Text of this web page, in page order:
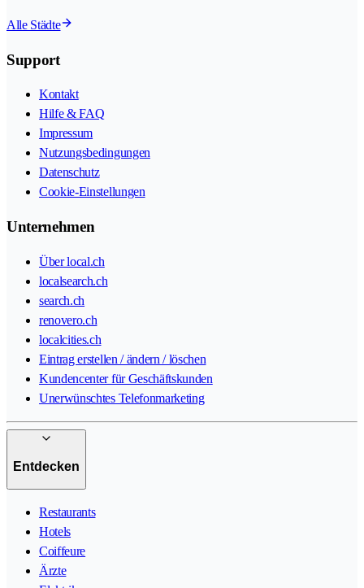
Alle Städte
Support
Kontakt
Hilfe & FAQ
Impressum
Nutzungsbedingungen
Datenschutz
Cookie-Einstellungen
Unternehmen
Über local.ch
localsearch.ch
search.ch
renovero.ch
localcities.ch
Eintrag erstellen / ändern / löschen
Kundencenter für Geschäftskunden
Unerwünschtes Telefonmarketing
Entdecken
Restaurants
Hotels
Coiffeure
Ärzte